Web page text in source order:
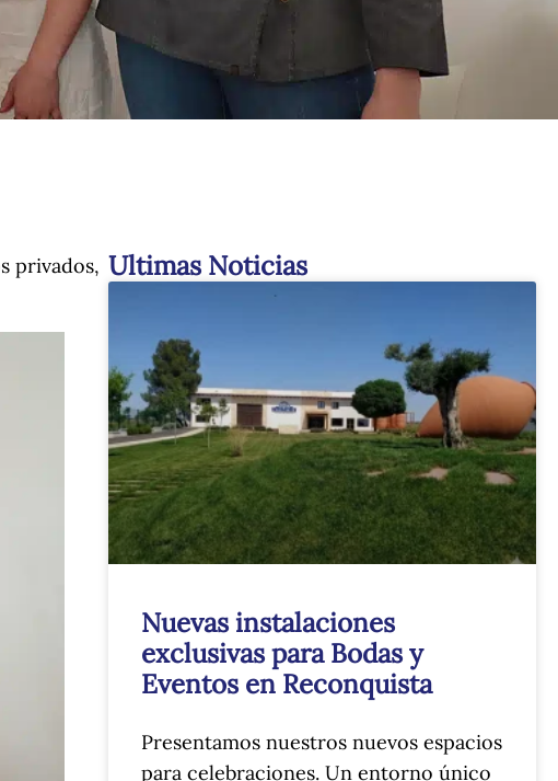
privados, Ultimas Noticias
Nuevas instalaciones
exclusivas para Bodas y
Eventos en Reconquista
Presentamos nuestros nuevos espacios
para celebraciones. Un entorno único